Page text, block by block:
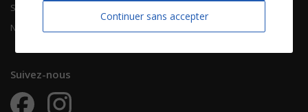
Songbooks
Nouvelles partitions
Mentions légales
Vie privée
Suivez-nous
Continuer sans accepter